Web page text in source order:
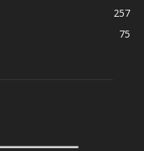
257
75